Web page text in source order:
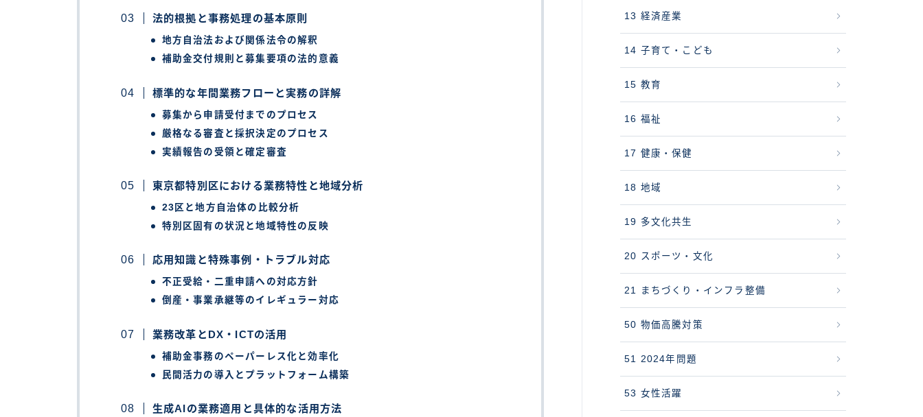
法的根拠と事務処理の基本原則
地方自治法および関係法令の解釈
補助金交付規則と募集要項の法的意義
標準的な年間業務フローと実務の詳解
募集から申請受付までのプロセス
厳格なる審査と採択決定のプロセス
実績報告の受領と確定審査
東京都特別区における業務特性と地域分析
23区と地方自治体の比較分析
特別区固有の状況と地域特性の反映
応用知識と特殊事例・トラブル対応
不正受給・二重申請への対応方針
倒産・事業承継等のイレギュラー対応
業務改革とDX・ICTの活用
補助金事務のペーパーレス化と効率化
民間活力の導入とプラットフォーム構築
生成AIの業務適用と具体的な活用方法
13 経済産業
14 子育て・こども
15 教育
16 福祉
17 健康・保健
18 地域
19 多文化共生
20 スポーツ・文化
21 まちづくり・インフラ整備
50 物価高騰対策
51 2024年問題
53 女性活躍